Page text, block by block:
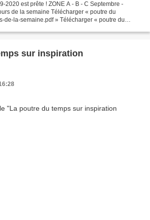
2020 est prête ! ZONE A - B - C Septembre -
de la semaine Télécharger « poutre du
de-la-semaine.pdf » Télécharger « poutre du
sur inspiration